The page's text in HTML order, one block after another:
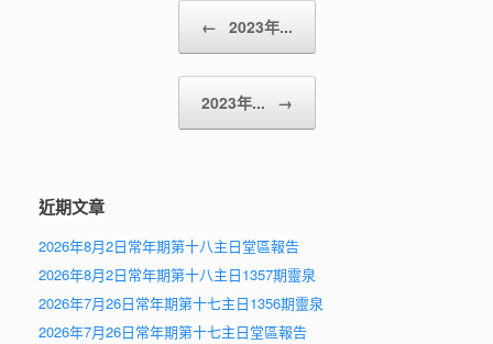
Post navigation
← 2023年...
2023年... →
近期文章
2026年8月2日常年期第十八主日堂區報告
2026年8月2日常年期第十八主日1357期靈泉
2026年7月26日常年期第十七主日1356期靈泉
2026年7月26日常年期第十七主日堂區報告